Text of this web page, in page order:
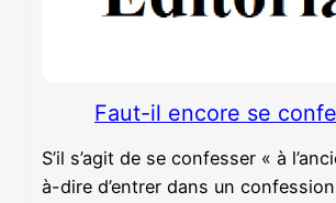
Faut-il encore se
S’il s’agit de se confesser « à
à-dire d’entrer dans un